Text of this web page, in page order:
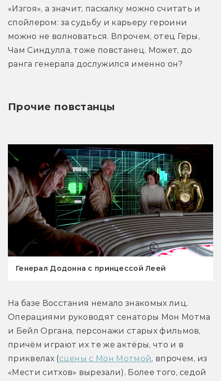
«Изгоя», а значит, пасхалку можно считать и
спойлером: за судьбу и карьеру героини
можно не волноваться. Впрочем, отец Геры,
Чам Синдулла, тоже повстанец. Может, до
ранга генерала дослужился именно он?
Прочие повстанцы
Генерал Додонна с принцессой Леей
На базе Восстания немало знакомых лиц.
Операциями руководят сенаторы Мон Мотма
и Бейл Органа, персонажи старых фильмов,
причём играют их те же актёры, что и в
приквелах (сцены с Мон Мотмой, впрочем, из
«Мести ситхов» вырезали). Более того, седой